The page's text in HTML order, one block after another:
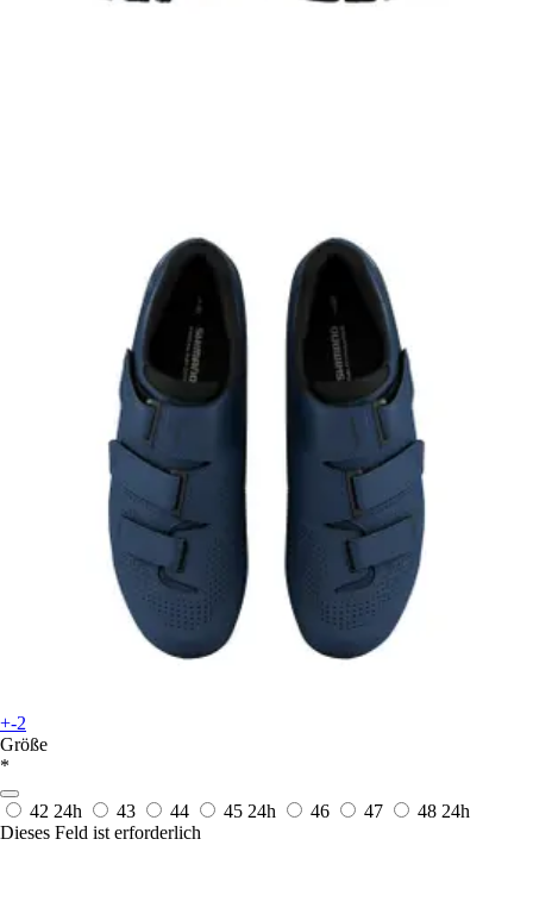
+-2
Größe
*
42 24h 43 44 45 24h 46 47 48 24h
Dieses Feld ist erforderlich